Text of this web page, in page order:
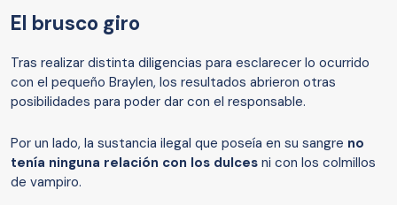
El brusco giro
Tras realizar distinta diligencias para esclarecer lo ocurrido
con el pequeño Braylen, los resultados abrieron otras
posibilidades para poder dar con el responsable.
Por un lado, la sustancia ilegal que poseía en su sangre no
tenía ninguna relación con los dulces ni con los colmillos
de vampiro.